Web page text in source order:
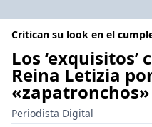
Critican su look en el
Los
Reina Letizia
«zapatronchos»
Periodista Digital